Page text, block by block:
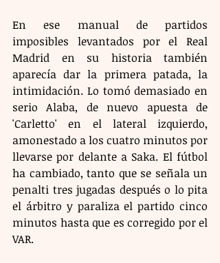
En ese manual de partidos
imposibles levantados por el Real
Madrid en su historia también
aparecía dar la primera patada, la
intimidación. Lo tomó demasiado en
serio Alaba, de nuevo apuesta de
'Carletto' en el lateral izquierdo,
amonestado a los cuatro minutos por
llevarse por delante a Saka. El fútbol
ha cambiado, tanto que se señala un
penalti tres jugadas después o lo pita
el árbitro y paraliza el partido cinco
minutos hasta que es corregido por el
VAR.